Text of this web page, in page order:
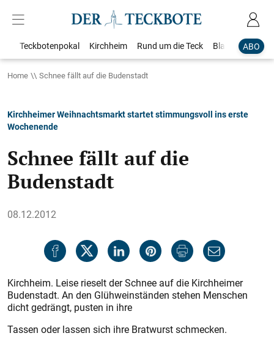
ABO
Teckbotenpokal Kirchheim Rund um die Teck Blaulicht
Home Schnee fällt auf die Budenstadt
Kirchheimer Weihnachtsmarkt startet stimmungsvoll ins erste
Wochenende
Schnee fällt auf die
Budenstadt
08.12.2012
Kirchheim. Leise rieselt der Schnee auf die Kirchheimer
Budenstadt. An den Glühweinständen stehen Menschen
dicht gedrängt, pusten in ihre
Tassen oder lassen sich ihre Bratwurst schmecken.